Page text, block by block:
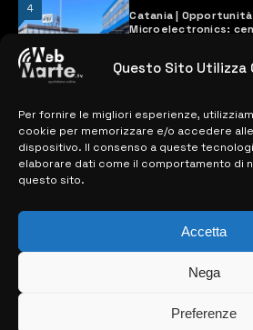
Questo Sito Utilizza
Per fornire le migliori esperienze,
cookie per memorizzare e/o accedere
dispositivo. Il consenso a queste
elaborare dati come il comportamento di
questo sito.
Accetta
Nega
Preferenze
4
Catania |
Microelectronics:
28 MARZO 2024
MAPPA DEL SITO
> NOTIZIE
> EDIZIONI LOCALI